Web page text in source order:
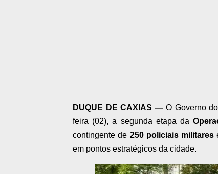
DUQUE DE CAXIAS —O Governo
feira (02), a segunda etapa da
contingente de 250 policiais militares
em pontos estratégicos da cidade.